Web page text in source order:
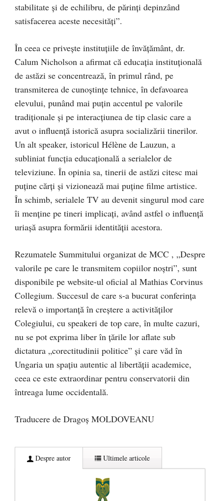
stabilitate și de echilibru, de părinți depinzând
satisfacerea aceste necesități”.
În ceea ce privește instituțiile de învățământ, dr.
Calum Nicholson a afirmat că educația instituțională
de astăzi se concentrează, în primul rând, pe
transmiterea de cunoștințe tehnice, în defavoarea
elevului, punând mai puțin accentul pe valorile
tradiționale și pe interacțiunea de tip clasic care a
avut o influență istorică asupra socializării tinerilor.
Un alt speaker, istoricul Hélène de Lauzun, a
subliniat funcția educațională a serialelor de
televiziune. În opinia sa, tinerii de astăzi citesc mai
puține cărți și vizionează mai puține filme artistice.
În schimb, serialele TV au devenit singurul mod care
îi menține pe tineri implicați, având astfel o influență
uriașă asupra formării identității acestora.
Rezumatele Summitului organizat de MCC , „Despre
valorile pe care le transmitem copiilor noștri”, sunt
disponibile pe website-ul oficial al Mathias Corvinus
Collegium. Succesul de care s-a bucurat conferința
relevă o importanță în creștere a activităților
Colegiului, cu speakeri de top care, în multe cazuri,
nu se pot exprima liber în țările lor aflate sub
dictatura „corectitudinii politice” și care văd în
Ungaria un spațiu autentic al libertății academice,
ceea ce este extraordinar pentru conservatorii din
întreaga lume occidentală.
Traducere de Dragoș MOLDOVEANU
Despre autor Ultimele articole